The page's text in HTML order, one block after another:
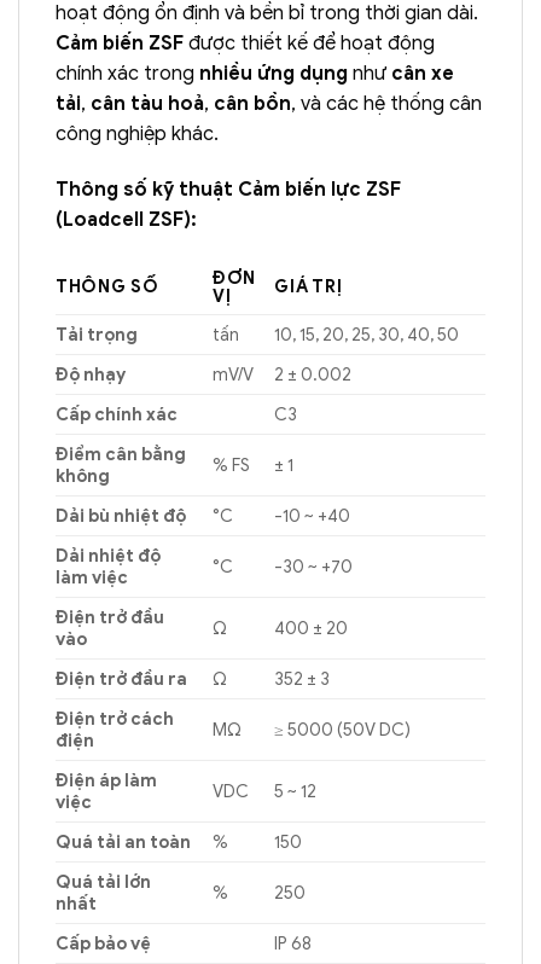
hoạt động ổn định và bền bỉ trong thời gian dài.
Cảm biến ZSF được thiết kế để hoạt động
chính xác trong nhiều ứng dụng như cân xe
tải, cân tàu hoả, cân bồn, và các hệ thống cân
công nghiệp khác.
Thông số kỹ thuật Cảm biến lực ZSF
(Loadcell ZSF):
THÔNG SỐ
ĐƠN
VỊ
GIÁ TRỊ
Tải trọng tấn
10, 15, 20, 25, 30, 40, 50
Độ nhạy
mV/V
2 ± 0.002
Cấp chính xác
C3
Điểm cân bằng
không
% FS ± 1
Dải bù nhiệt độ °C
-10 ~ +40
Dải nhiệt độ
làm việc
°C -30 ~ +70
Điện trở đầu
vào
Ω 400 ± 20
Điện trở đầu ra Ω
352 ± 3
Điện trở cách
điện
MΩ ≥ 5000 (50V DC)
Điện áp làm
việc
VDC 5 ~ 12
Quá tải an toàn %
150
Quá tải lớn
nhất
% 250
Cấp bảo vệ IP 68